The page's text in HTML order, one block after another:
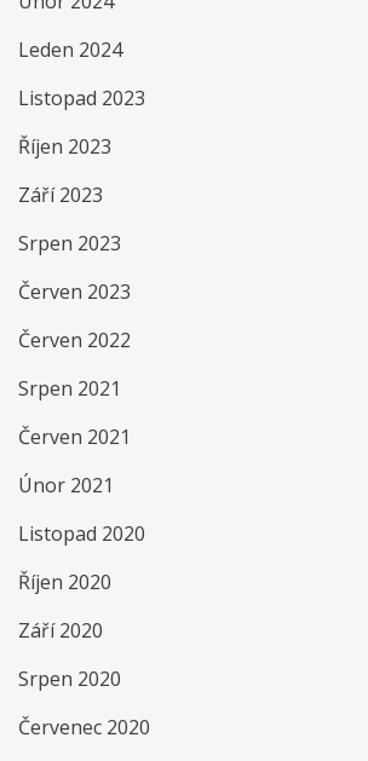
Leden 2024
Listopad 2023
Říjen 2023
Září 2023
Srpen 2023
Červen 2023
Červen 2022
Srpen 2021
Červen 2021
Únor 2021
Listopad 2020
Říjen 2020
Září 2020
Srpen 2020
Červenec 2020